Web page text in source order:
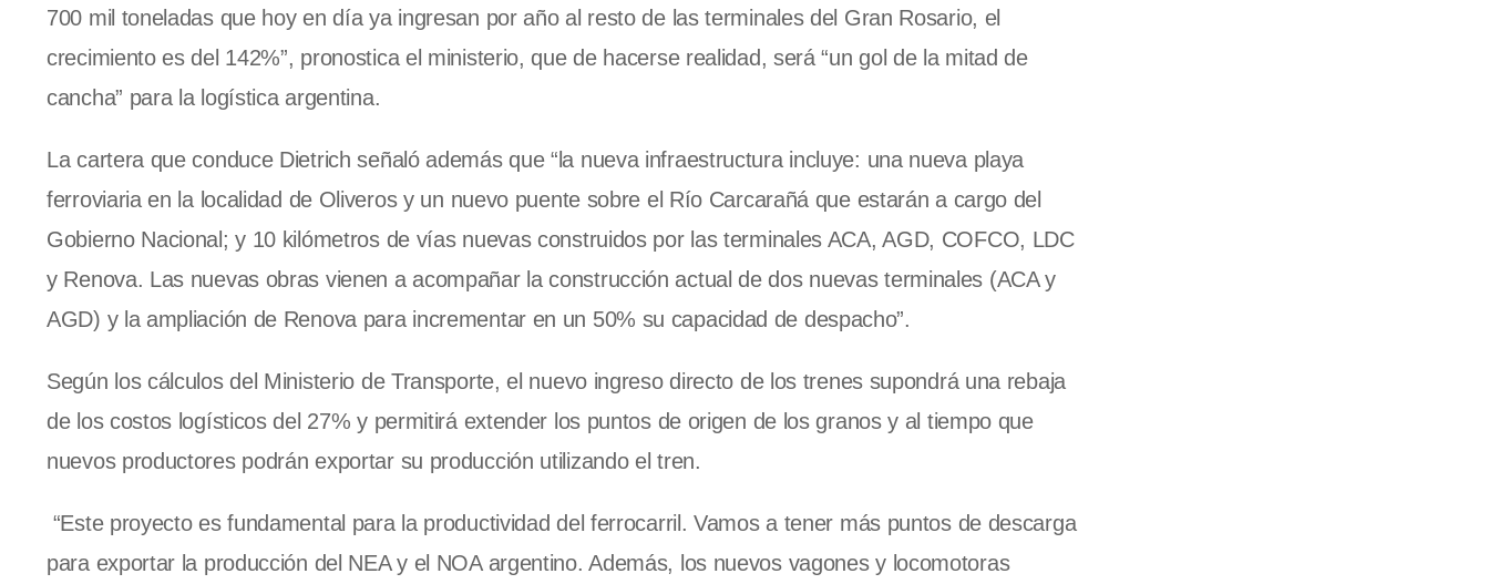
700 mil toneladas que hoy en día ya ingresan por año al resto de las terminales del Gran Rosario, el
crecimiento es del 142%”, pronostica el ministerio, que de hacerse realidad, será “un gol de la mitad de
cancha” para la logística argentina.
La cartera que conduce Dietrich señaló además que “la nueva infraestructura incluye: una nueva playa
ferroviaria en la localidad de Oliveros y un nuevo puente sobre el Río Carcarañá que estarán a cargo del
Gobierno Nacional; y 10 kilómetros de vías nuevas construidos por las terminales ACA, AGD, COFCO, LDC
y Renova. Las nuevas obras vienen a acompañar la construcción actual de dos nuevas terminales (ACA y
AGD) y la ampliación de Renova para incrementar en un 50% su capacidad de despacho”.
Según los cálculos del Ministerio de Transporte, el nuevo ingreso directo de los trenes supondrá una rebaja
de los costos logísticos del 27% y permitirá extender los puntos de origen de los granos y al tiempo que
nuevos productores podrán exportar su producción utilizando el tren.
“Este proyecto es fundamental para la productividad del ferrocarril. Vamos a tener más puntos de descarga
para exportar la producción del NEA y el NOA argentino. Además, los nuevos vagones y locomotoras